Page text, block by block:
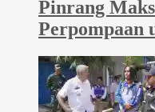
Pinrang
Perpompaan